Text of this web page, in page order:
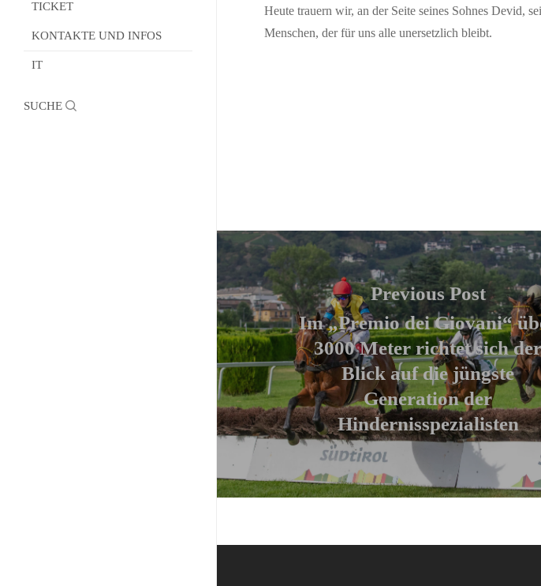
Burggrafenamt Palio
Rangliste Saison
Partner-Hotels
Partner-Restaurants
TICKET
KONTAKTE UND INFOS
IT
Heute trauern wir, an der Seite seines Sohnes Devid,
Menschen, der für uns alle unersetzlich bleibt.
Previous Post
Im „Premio dei Giovani“
3000 Meter richtet sich der
Blick auf die jüngste
Generation der
Hindernisspezialisten